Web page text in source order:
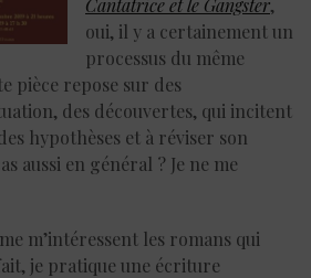
oui, il y a certainement un
processus du même
pièce repose sur des
des découvertes, qui incitent
hypothèses et à réviser son
aussi en général ? Je ne me
m’intéressent les romans qui
je pratique une écriture